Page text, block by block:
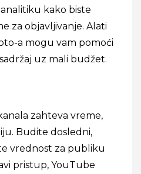
kako biste
za objavljivanje. Alati
a mogu vam pomoći
uz mali budžet.
zahteva vreme,
Budite dosledni,
vrednost za publiku
pristup, YouTube